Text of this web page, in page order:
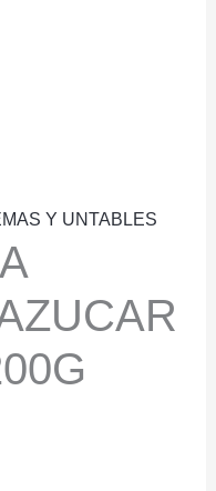
Y UNTABLES